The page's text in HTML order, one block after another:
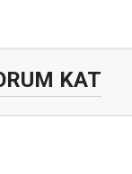
KAT